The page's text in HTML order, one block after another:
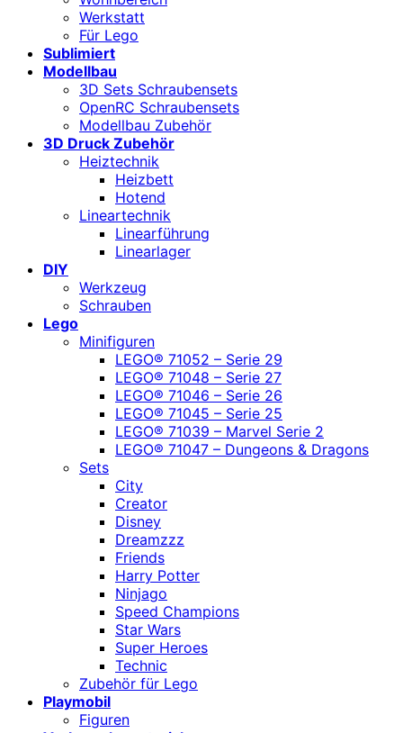
Werkstatt
Für Lego
Sublimiert
Modellbau
3D Sets Schraubensets
OpenRC Schraubensets
Modellbau Zubehör
3D Druck Zubehör
Heiztechnik
Heizbett
Hotend
Lineartechnik
Linearführung
Linearlager
DIY
Werkzeug
Schrauben
Lego
Minifiguren
LEGO® 71052 – Serie 29
LEGO® 71048 – Serie 27
LEGO® 71046 – Serie 26
LEGO® 71045 – Serie 25
LEGO® 71039 – Marvel Serie 2
LEGO® 71047 – Dungeons & Dragons
Sets
City
Creator
Disney
Dreamzzz
Friends
Harry Potter
Ninjago
Speed Champions
Star Wars
Super Heroes
Technic
Zubehör für Lego
Playmobil
Figuren